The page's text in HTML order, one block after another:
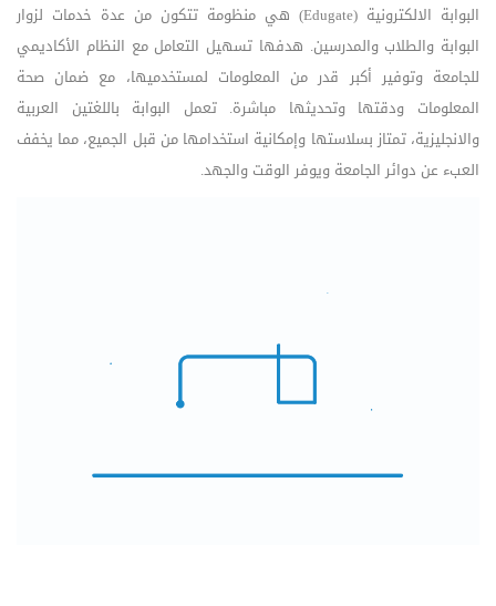
البوابة الالكترونية (Edugate) هي منظومة تتكون من عدة خدمات لزوار
البوابة والطلاب والمدرسين. هدفها تسهيل التعامل مع النظام الأكاديمي
للجامعة وتوفير أكبر قدر من المعلومات لمستخدميها، مع ضمان صحة
المعلومات ودقتها وتحديثها مباشرة. تعمل البوابة باللغتين العربية
والانجليزية، تمتاز بسلاستها وإمكانية استخدامها من قبل الجميع، مما يخفف
العبء عن دوائر الجامعة ويوفر الوقت والجهد.